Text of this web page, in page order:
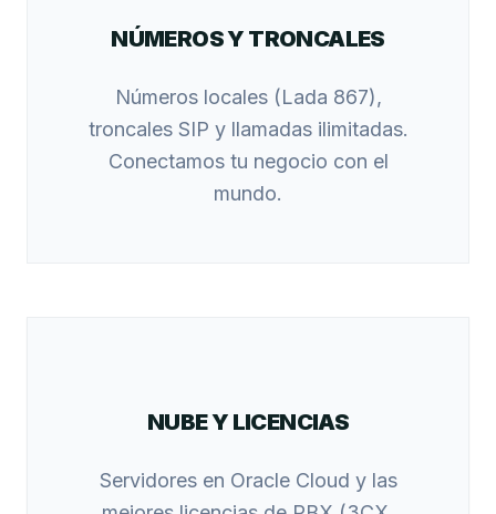
NÚMEROS Y TRONCALES
Números locales (Lada 867),
troncales SIP y llamadas ilimitadas.
Conectamos tu negocio con el
mundo.
NUBE Y LICENCIAS
Servidores en Oracle Cloud y las